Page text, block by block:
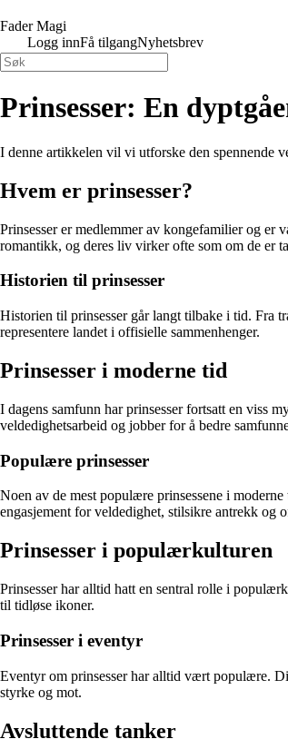
Fader Magi
Logg innFå tilgangNyhetsbrev
Prinsesser: En
I denne artikkelen vil vi utforske den spennende
Hvem er prinsesser?
Prinsesser er medlemmer av kongefamilier og er
romantikk, og deres liv virker ofte som om de er
Historien til prinsesser
Historien til prinsesser går langt tilbake i tid. Fra
representere landet i offisielle sammenhenger.
Prinsesser i moderne tid
I dagens samfunn har prinsesser fortsatt en viss
veldedighetsarbeid og jobber for å bedre
Populære prinsesser
Noen av de mest populære prinsessene i
engasjement for veldedighet, stilsikre antrekk og
Prinsesser i populærkulturen
Prinsesser har alltid hatt en sentral rolle i
til tidløse ikoner.
Prinsesser i eventyr
Eventyr om prinsesser har alltid vært populære.
styrke og mot.
Avsluttende tanker